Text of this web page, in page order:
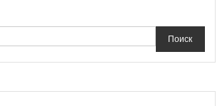
Поиск